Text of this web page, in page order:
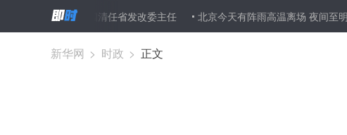
名单:姜四清任省发改委主任 北京今天有阵雨高温离场 夜间至明天局地
新华网 > 时政 > 正文